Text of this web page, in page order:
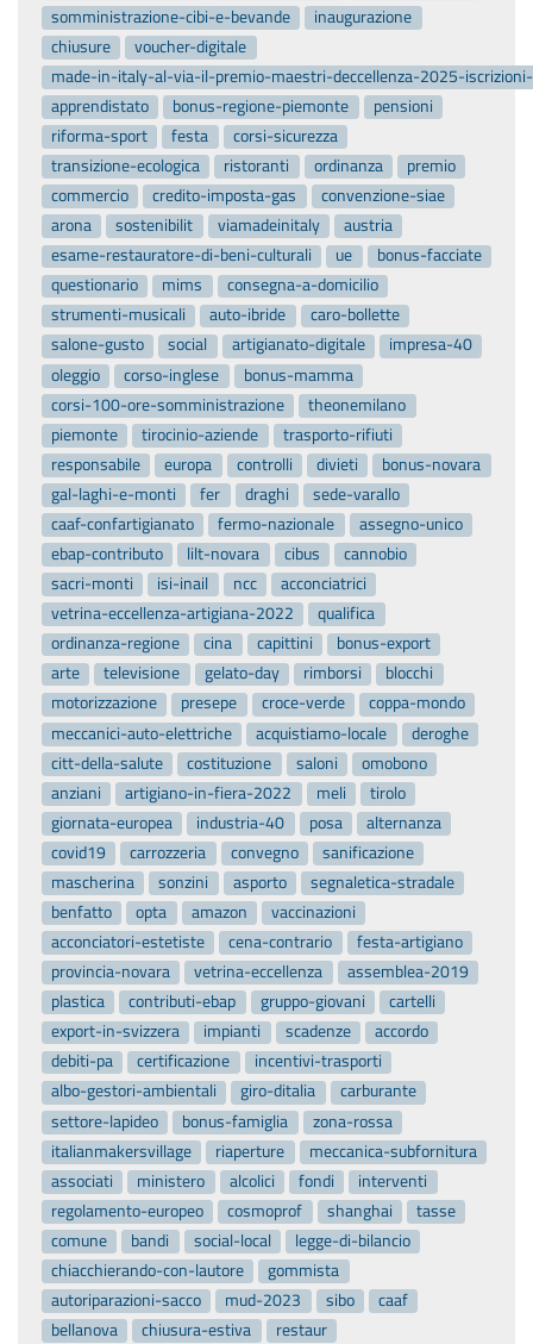
somministrazione-cibi-e-bevande
inaugurazione
chiusure
voucher-digitale
made-in-italy-al-via-il-premio-maestri-deccellenza-2025-
apprendistato
bonus-regione-piemonte
pensioni
riforma-sport
festa
corsi-sicurezza
transizione-ecologica
ristoranti ordinanza
premio
commercio
credito-imposta-gas
convenzione-siae
arona
sostenibilit viamadeinitaly
austria
esame-restauratore-di-beni-culturali
ue
bonus-facciate
questionario
mims
consegna-a-domicilio
strumenti-musicali
auto-ibride
caro-bollette
salone-gusto
social artigianato-digitale
impresa-40
oleggio
corso-inglese
bonus-mamma
corsi-100-ore-somministrazione
theonemilano
piemonte
tirocinio-aziende
trasporto-rifiuti
responsabile
europa controlli divieti
bonus-novara
gal-laghi-e-monti
fer draghi
sede-varallo
caaf-confartigianato
fermo-nazionale
assegno-unico
ebap-contributo
lilt-novara cibus
cannobio
sacri-monti
isi-inail ncc
acconciatrici
vetrina-eccellenza-artigiana-2022
qualifica
ordinanza-regione
cina capittini
bonus-export
arte
televisione gelato-day rimborsi
blocchi
motorizzazione
presepe croce-verde
coppa-mondo
meccanici-auto-elettriche
acquistiamo-locale
deroghe
citt-della-salute
costituzione saloni
omobono
anziani
artigiano-in-fiera-2022 meli
tirolo
giornata-europea
industria-40 posa
alternanza
covid19
carrozzeria convegno
sanificazione
mascherina
sonzini asporto
segnaletica-stradale
benfatto
opta amazon
vaccinazioni
acconciatori-estetiste
cena-contrario
festa-artigiano
provincia-novara
vetrina-eccellenza
assemblea-2019
plastica
contributi-ebap gruppo-giovani
cartelli
export-in-svizzera
impianti scadenze
accordo
debiti-pa
certificazione
incentivi-trasporti
albo-gestori-ambientali
giro-ditalia
carburante
settore-lapideo
bonus-famiglia
zona-rossa
italianmakersvillage
riaperture
meccanica-subfornitura
associati
ministero alcolici fondi
interventi
regolamento-europeo
cosmoprof shanghai
tasse
comune
bandi social-local
legge-di-bilancio
chiacchierando-con-lautore
gommista
autoriparazioni-sacco
mud-2023 sibo
caaf
bellanova
chiusura-estiva
restaur